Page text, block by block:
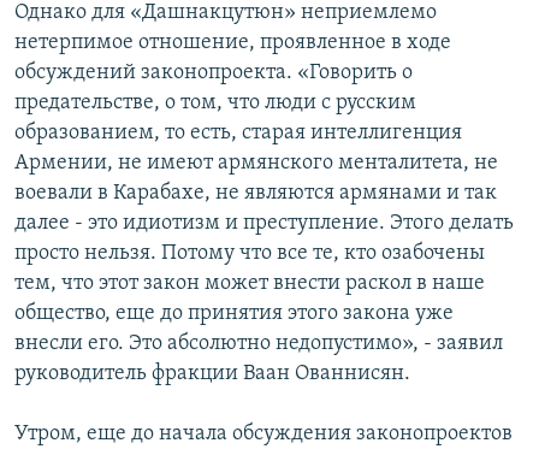
Однако для «Дашнакцутюн» неприемлемо
нетерпимое отношение, проявленное в ходе
обсуждений законопроекта. «Говорить о
предательстве, о том, что люди с русским
образованием, то есть, старая интеллигенция
Армении, не имеют армянского менталитета, не
воевали в Карабахе, не являются армянами и так
далее - это идиотизм и преступление. Этого делать
просто нельзя. Потому что все те, кто озабочены
тем, что этот закон может внести раскол в наше
общество, еще до принятия этого закона уже
внесли его. Это абсолютно недопустимо», - заявил
руководитель фракции Ваан Ованнисян.
Утром, еще до начала обсуждения законопроектов